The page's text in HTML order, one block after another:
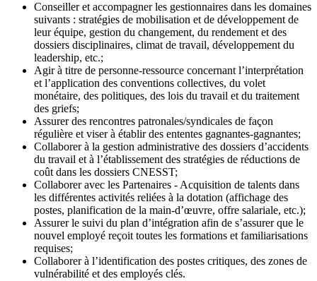
Conseiller et accompagner les gestionnaires dans les domaines
suivants : stratégies de mobilisation et de développement de
leur équipe, gestion du changement, du rendement et des
dossiers disciplinaires, climat de travail, développement du
leadership, etc.;
Agir à titre de personne-ressource concernant l’interprétation
et l’application des conventions collectives, du volet
monétaire, des politiques, des lois du travail et du traitement
des griefs;
Assurer des rencontres patronales/syndicales de façon
régulière et viser à établir des ententes gagnantes-gagnantes;
Collaborer à la gestion administrative des dossiers d’accidents
du travail et à l’établissement des stratégies de réductions de
coût dans les dossiers CNESST;
Collaborer avec les Partenaires - Acquisition de talents dans
les différentes activités reliées à la dotation (affichage des
postes, planification de la main-d’œuvre, offre salariale, etc.);
Assurer le suivi du plan d’intégration afin de s’assurer que le
nouvel employé reçoit toutes les formations et familiarisations
requises;
Collaborer à l’identification des postes critiques, des zones de
vulnérabilité et des employés clés.